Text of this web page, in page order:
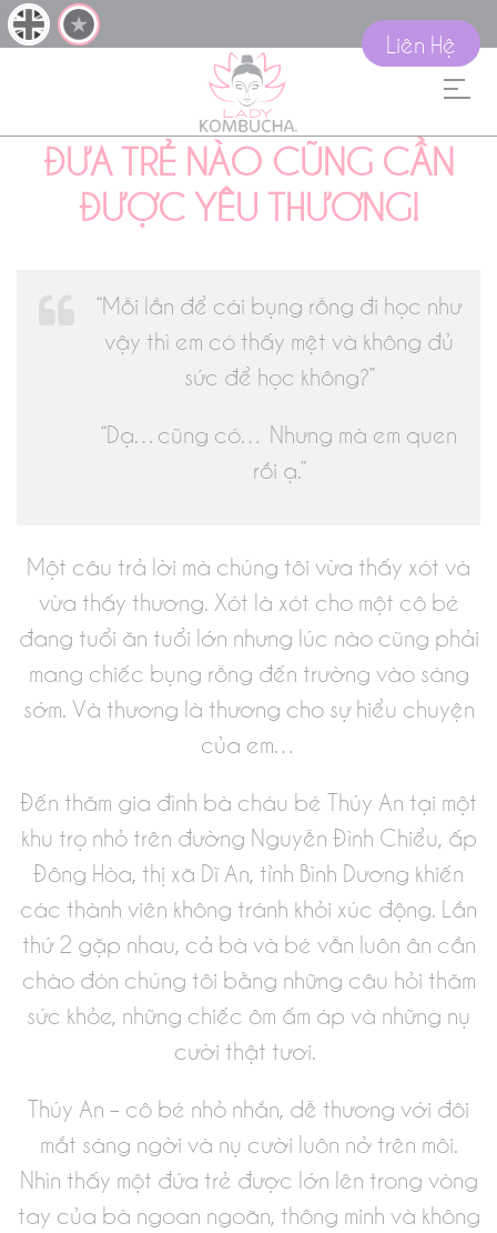
Liên Hệ
ĐỨA TRẺ NÀO CŨNG CẦN
ĐƯỢC YÊU THƯƠNG!
“Mỗi lần để cái bụng rỗng đi học như
vậy thì em có thấy mệt và không đủ
sức để học không?”
“Dạ…cũng có… Nhưng mà em quen
rồi ạ.”
Một câu trả lời mà chúng tôi vừa thấy xót và
vừa thấy thương. Xót là xót cho một cô bé
đang tuổi ăn tuổi lớn nhưng lúc nào cũng phải
mang chiếc bụng rỗng đến trường vào sáng
sớm. Và thương là thương cho sự hiểu chuyện
của em…
Đến thăm gia đình bà cháu bé Thúy An tại một
khu trọ nhỏ trên đường Nguyễn Đình Chiểu, ấp
Đông Hòa, thị xã Dĩ An, tỉnh Bình Dương khiến
các thành viên không tránh khỏi xúc động. Lần
thứ 2 gặp nhau, cả bà và bé vẫn luôn ân cần
chào đón chúng tôi bằng những câu hỏi thăm
sức khỏe, những chiếc ôm ấm áp và những nụ
cười thật tươi.
Thúy An – cô bé nhỏ nhắn, dễ thương với đôi
mắt sáng ngời và nụ cười luôn nở trên môi.
Nhìn thấy một đứa trẻ được lớn lên trong vòng
tay của bà ngoan ngoãn, thông minh và không